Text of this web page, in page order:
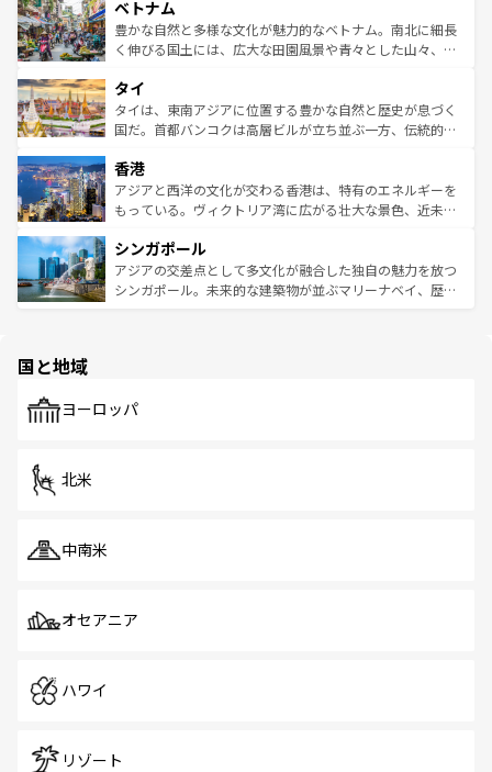
参照してほしい。
容にもいいと評判のスイーツなど、バラエティ豊かな料理
が味わえる。 なお、新着の台湾情報は コンテンツ一覧を参
照してほしい。
き、地方に足を延ばせば四季折々の自然美を楽しむことが
できる。そして、キムチや焼肉、絶品のストリートフード
まで、さまざまな韓国料理が待っている。夜には、韓国な
リティに包まれながら、韓国の多彩な魅力を心ゆくまで味
わってみてほしい。 なお、新着の韓国情報はコンテンツ一
覧を参照してほしい。
ベトナム
豊かな自然と多様な文化が魅力的なベトナム。南北に細長
く伸びる国土には、広大な田園風景や青々とした山々、世
急速な発展と共に伝統が息づく。ハノイの古い町並みやホ
ーチミン市のフランス統治時代の建物も、独特の雰囲気を
醸し出している。また、バラエティの豊かさとおいしさで
とつ。フォーやバインミー、ベトナムコーヒーなどは、ぜ
ひ現地で味わいたい。どの地域を訪れてもあたたかい人々
が旅行者を迎えてくれるので、きっと忘れられない旅にな
参照してほしい。
タイ
タイは、東南アジアに位置する豊かな自然と歴史が息づく
国だ。首都バンコクは高層ビルが立ち並ぶ一方、伝統的な
の活気が交差している。北部ではチェンマイなどの山岳地
帯で自然と触れ合い、南部ではプーケットやクラビの美し
いビーチでリゾート気分を楽しむことができる。タイ料理
激する。気候は一年中温暖で、どの季節にも異なる楽しみ
が待っている。親しみやすいタイの人々、仏教を中心とし
た文化、そして多様な観光資源が、訪れる旅人を魅了し続
香港
アジアと西洋の文化が交わる香港は、特有のエネルギーを
もっている。ヴィクトリア湾に広がる壮大な景色、近未来
み、どこを訪れても感動するはず。観光スポットが密集し
ており、効率よく見どころを回れるのも魅力。息をのむよ
うな絶景から文化的な体験まで、香港を存分に楽しみ尽く
シンガポール
アジアの交差点として多文化が融合した独自の魅力を放つ
シンガポール。未来的な建築物が並ぶマリーナベイ、歴史
で、ホーカーズは地元の風情を楽しめる外せないスポット
国と地域
ヨーロッパ
北米
中南米
オセアニア
ハワイ
リゾート